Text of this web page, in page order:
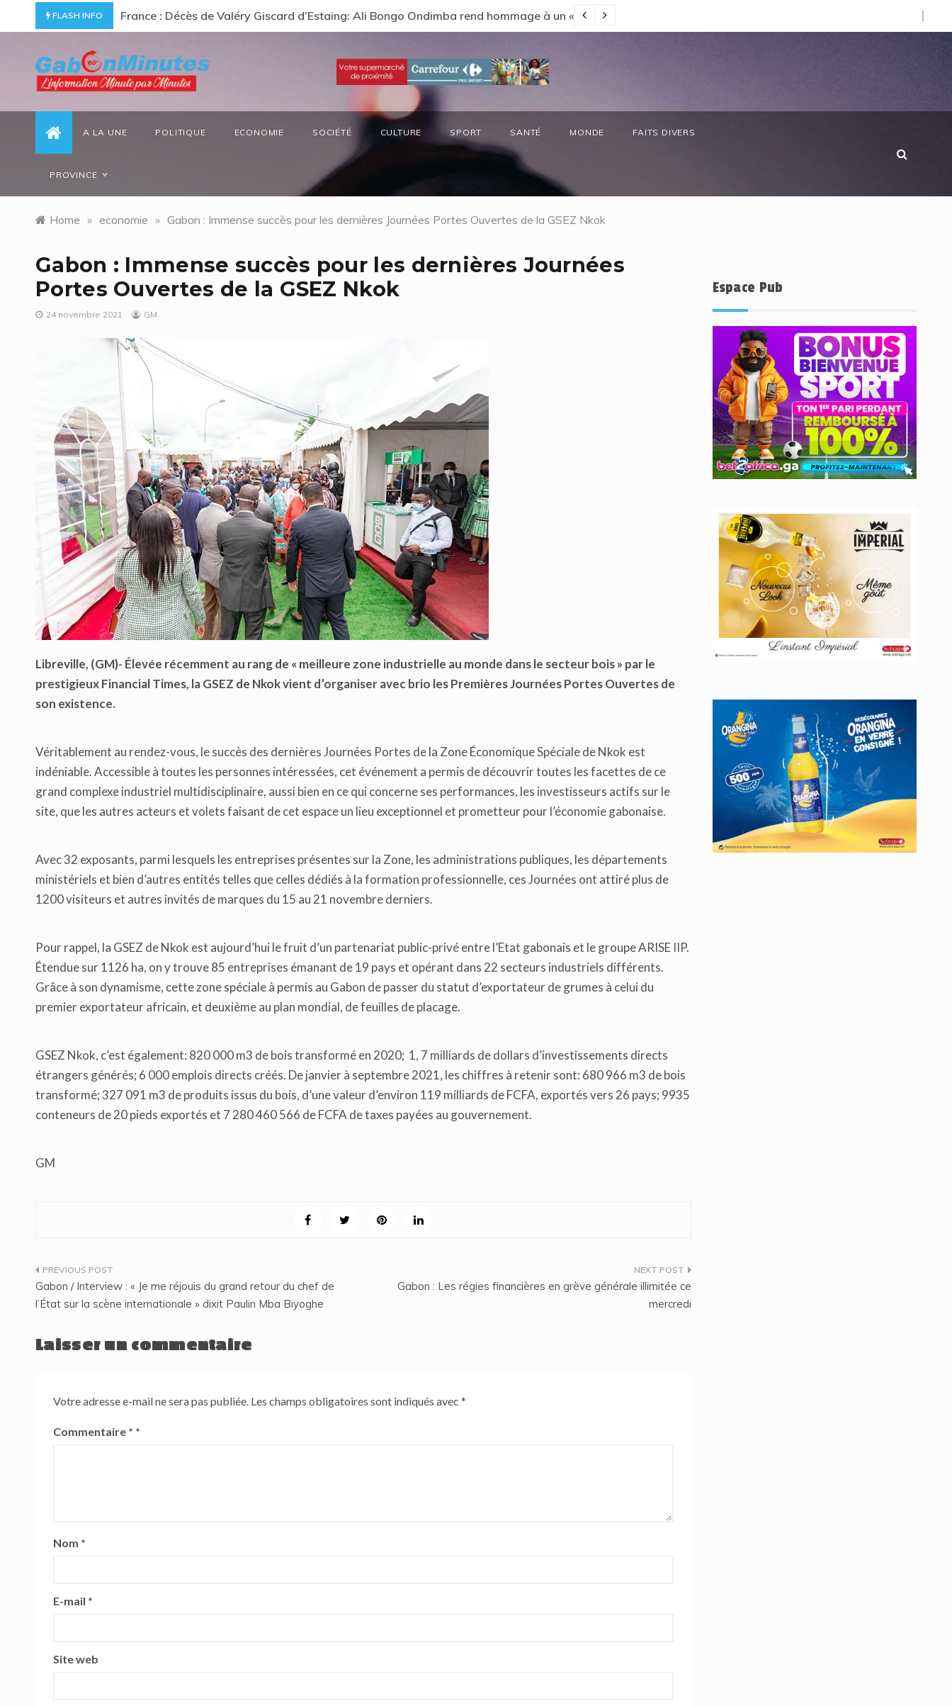
FLASH INFO
à un « passionné d’Afrique »Gabon/ Le ministre des Eaux et Forêts préside la réunion annuelle du Comité National Ozone (CNO).
gabonminutes.com
A LA UNE POLITIQUE ECONOMIE SOCIÉTÉ CULTURE SPORT SANTÉ MONDE FAITS DIVERS
PROVINCE
Home » economie » Gabon : Immense succès pour les dernières Journées Portes Ouvertes de la GSEZ Nkok
Gabon : Immense succès pour les dernières Journées
Portes Ouvertes de la GSEZ Nkok
24 novembre 2021 GM
Libreville, (GM)- Élevée récemment au rang de « meilleure zone industrielle au monde dans le secteur bois » par le
prestigieux Financial Times, la GSEZ de Nkok vient d’organiser avec brio les Premières Journées Portes Ouvertes de
son existence.
Véritablement au rendez-vous, le succès des dernières Journées Portes de la Zone Économique Spéciale de Nkok est
indéniable. Accessible à toutes les personnes intéressées, cet événement a permis de découvrir toutes les facettes de ce
grand complexe industriel multidisciplinaire, aussi bien en ce qui concerne ses performances, les investisseurs actifs sur le
site, que les autres acteurs et volets faisant de cet espace un lieu exceptionnel et prometteur pour l’économie gabonaise.
Avec 32 exposants, parmi lesquels les entreprises présentes sur la Zone, les administrations publiques, les départements
ministériels et bien d’autres entités telles que celles dédiés à la formation professionnelle, ces Journées ont attiré plus de
1200 visiteurs et autres invités de marques du 15 au 21 novembre derniers.
Pour rappel, la GSEZ de Nkok est aujourd’hui le fruit d’un partenariat public-privé entre l’Etat gabonais et le groupe ARISE IIP.
Étendue sur 1126 ha, on y trouve 85 entreprises émanant de 19 pays et opérant dans 22 secteurs industriels différents.
Grâce à son dynamisme, cette zone spéciale à permis au Gabon de passer du statut d’exportateur de grumes à celui du
premier exportateur africain, et deuxième au plan mondial, de feuilles de placage.
GSEZ Nkok, c’est également: 820 000 m3 de bois transformé en 2020; 1, 7 milliards de dollars d’investissements directs
étrangers générés; 6 000 emplois directs créés. De janvier à septembre 2021, les chiffres à retenir sont: 680 966 m3 de bois
transformé; 327 091 m3 de produits issus du bois, d’une valeur d’environ 119 milliards de FCFA, exportés vers 26 pays; 9935
conteneurs de 20 pieds exportés et 7 280 460 566 de FCFA de taxes payées au gouvernement.
GM
Navigation
de
Gabon / Interview : « Je me réjouis du grand retour du chef de
l’État sur la scène internationale » dixit Paulin Mba Biyoghe
Gabon : Les régies financières en grève générale illimitée ce
mercredi
Laisser un commentaire
Votre adresse e-mail ne sera pas publiée. Les champs obligatoires sont indiqués avec *
Commentaire *
Nom *
E-mail *
Site web
Espace Pub